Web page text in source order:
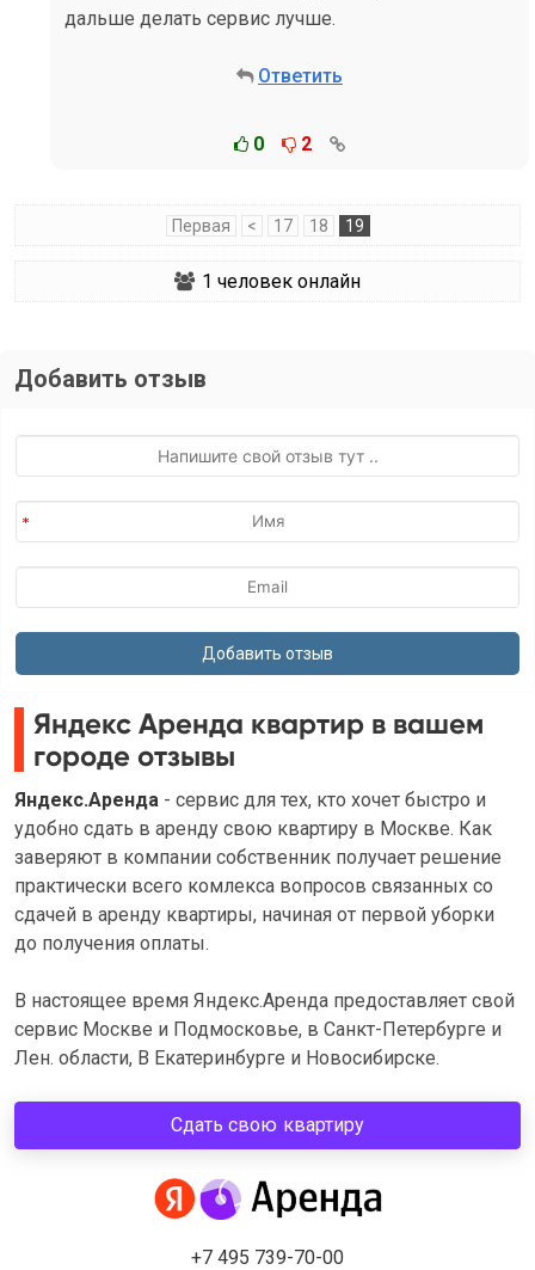
дальше делать сервис лучше.
Ответить
0 2
Первая < 17 18 19
1 человек онлайн
Добавить отзыв
Яндекс Аренда квартир в вашем
городе отзывы
Яндекс.Аренда - сервис для тех, кто хочет быстро и
удобно сдать в аренду свою квартиру в Москве. Как
заверяют в компании собственник получает решение
практически всего комлекса вопросов связанных со
сдачей в аренду квартиры, начиная от первой уборки
до получения оплаты.
В настоящее время Яндекс.Аренда предоставляет свой
сервис Москве и Подмосковье, в Санкт-Петербурге и
Лен. области, В Екатеринбурге и Новосибирске.
Сдать свою квартиру
+7 495 739-70-00